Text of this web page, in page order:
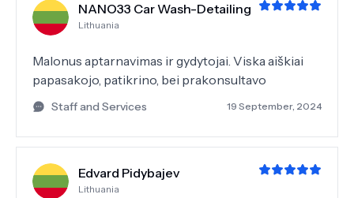
NANO33 Car Wash-Detailing
Lithuania
Malonus aptarnavimas ir gydytojai. Viska aiškiai
papasakojo, patikrino, bei prakonsultavo
Staff and Services 19 September, 2024
Edvard Pidybajev
Lithuania